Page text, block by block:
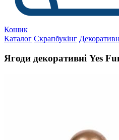
Кошик
Каталог Скрапбукінг
Ягоди декоративні Yes